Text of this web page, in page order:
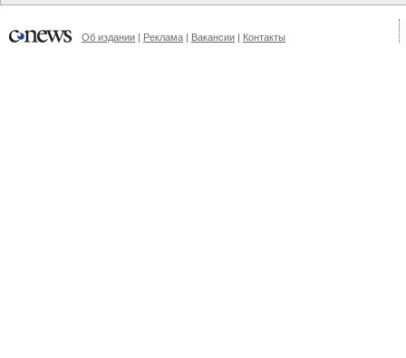
Об издании | Реклама | Вакансии | Контакты